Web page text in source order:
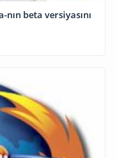
beta versiyasını